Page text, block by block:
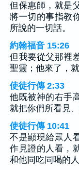
但保惠師，就是
將一切的事指教
所說的一切話。
約翰福音 15:26
但我要從父那裡
聖靈；他來了，
使徒行傳 2:33
他既被神的右手
就把你們所看見
使徒行傳 10:41
不是顯現給眾人
作見證的人看，
和他同吃同喝的人